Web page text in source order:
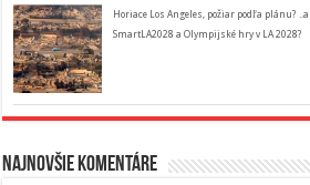
Horiace Los Angeles, požiar podľa plánu?
SmartLA2028 a Olympijské hry v LA 2028?
Najnovšie komentáre